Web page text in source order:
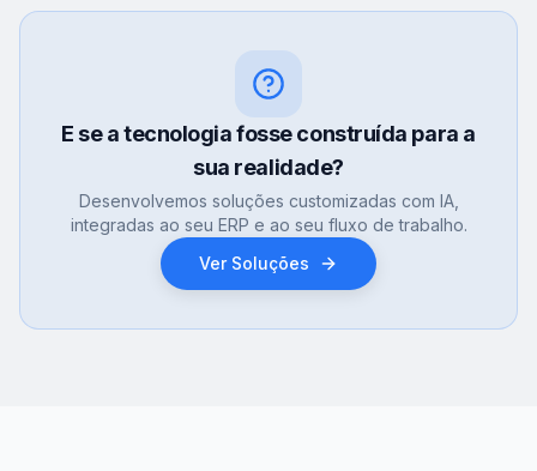
E se a tecnologia fosse construída para a
sua realidade?
Desenvolvemos soluções customizadas com IA,
integradas ao seu ERP e ao seu fluxo de trabalho.
Ver Soluções